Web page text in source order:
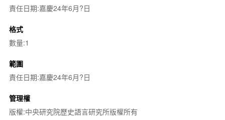
責任日期:嘉慶24年6月?日
格式
數量:1
範圍
責任日期:嘉慶24年6月?日
管理權
版權:中央研究院歷史語言研究所版權所有